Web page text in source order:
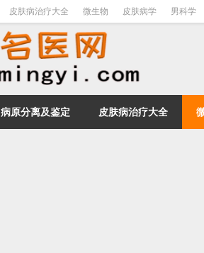
皮肤病治疗大全 微生物 皮肤病学 男科学
病原分离及鉴定 皮肤病治疗大全